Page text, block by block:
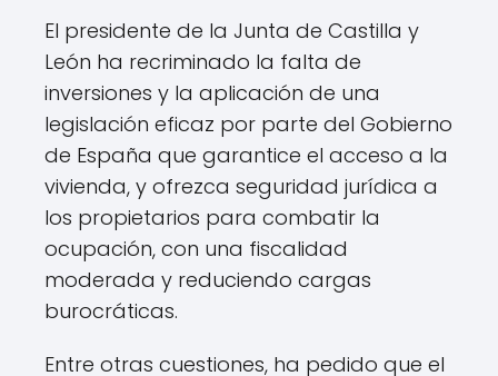
El presidente de la Junta de Castilla y
León ha recriminado la falta de
inversiones y la aplicación de una
legislación eficaz por parte del Gobierno
de España que garantice el acceso a la
vivienda, y ofrezca seguridad jurídica a
los propietarios para combatir la
ocupación, con una fiscalidad
moderada y reduciendo cargas
burocráticas.
Entre otras cuestiones, ha pedido que el